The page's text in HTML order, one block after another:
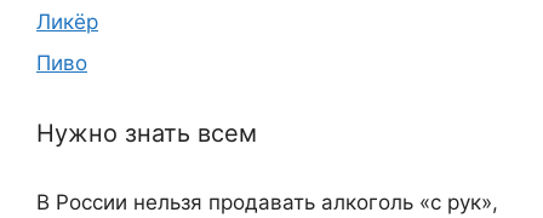
Ликёр
Пиво
Нужно знать всем
В России нельзя продавать алкоголь «с рук»,